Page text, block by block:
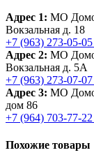
Адрес 1: МО
Вокзальная д. 18
+7 (963) 273-05-05
Адрес 2: МО
Вокзальная д. 5А
+7 (963) 273-07-07
Адрес 3: МО
дом 86
+7 (964) 703-77-22
Похожие товары